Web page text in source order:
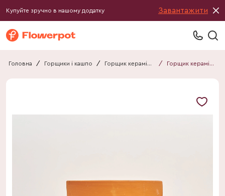
Купуйте зручно в нашому додатку Завантажити
Головна / Горщики і кашпо / Горщик керамічний / Горщик керамічний Сонет